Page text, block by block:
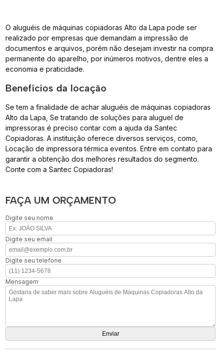
O aluguéis de máquinas copiadoras Alto da Lapa pode ser
realizado por empresas que demandam a impressão de
documentos e arquivos, porém não desejam investir na compra
permanente do aparelho, por inúmeros motivos, dentre eles a
economia e praticidade.
Benefícios da locação
Se tem a finalidade de achar aluguéis de máquinas copiadoras
Alto da Lapa, Se tratando de soluções para aluguel de
impressoras é preciso contar com a ajuda da Santec
Copiadoras. A instituição oferece diversos serviços, como,
Locação de impressora térmica eventos. Entre em contato para
garantir a obtenção dos melhores resultados do segmento.
Conte com a Santec Copiadoras!
FAÇA UM ORÇAMENTO
Digite seu nome
Digite seu email
Digite seu telefone
Mensagem